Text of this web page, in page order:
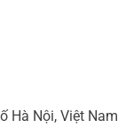
Hà Nội, Việt Nam